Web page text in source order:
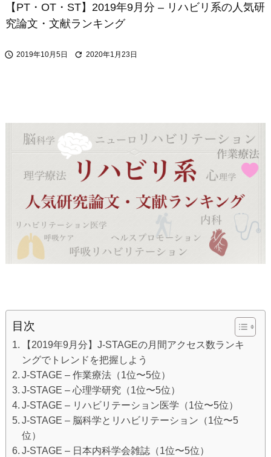
【PT・OT・ST】2019年9月分 – リハビリ系の人気研
究論文・文献ランキング
 2019年10月5日  2020年1月23日
目次
【2019年9月分】J-STAGEの月間アクセス数ランキ
ングでトレンドを把握しよう
J-STAGE – 作業療法（1位〜5位）
J-STAGE – 心理学研究（1位〜5位）
J-STAGE – リハビリテーション医学（1位〜5位）
J-STAGE – 脳科学とリハビリテーション（1位〜5
位）
J-STAGE – 日本内科学会雑誌（1位〜5位）